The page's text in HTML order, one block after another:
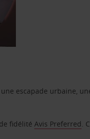
escapade urbaine,
fidélitéAvis Preferred.